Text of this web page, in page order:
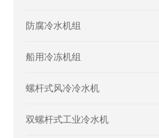
防腐冷水机组
船用冷冻机组
螺杆式风冷冷水机
双螺杆式工业冷水机